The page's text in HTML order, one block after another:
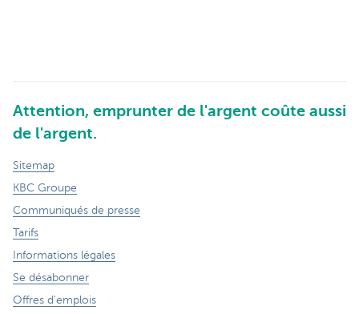
Attention, emprunter de l'argent coûte aussi
de l'argent.
Sitemap
KBC Groupe
Communiqués de presse
Tarifs
Informations légales
Se désabonner
Offres d'emplois